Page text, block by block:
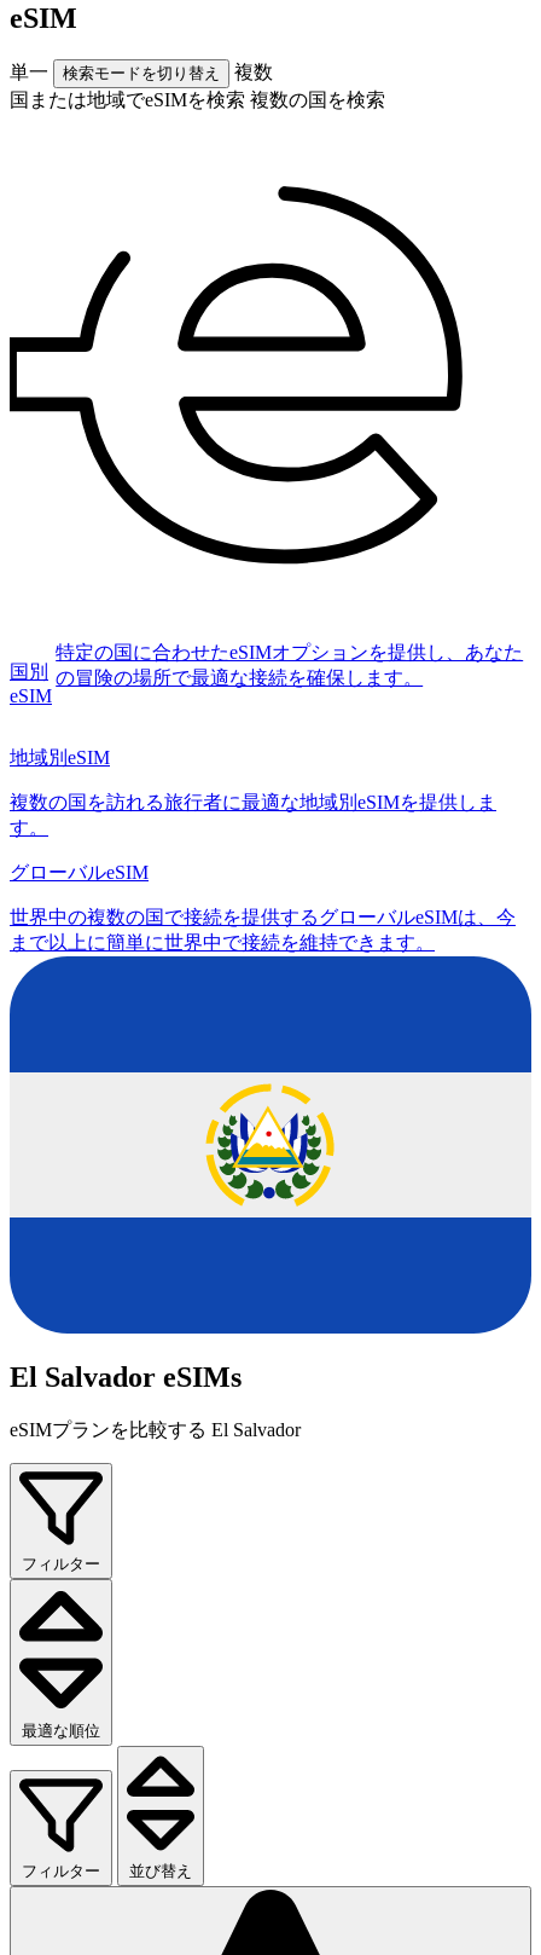
eSIM
単一 検索モードを切り替え
複数
国または地域でeSIMを検索 複数の国を検索
国別
eSIM
特定の国に合わせたeSIMオプションを提供し、あなた
の冒険の場所で最適な接続を確保します。
地域別eSIM
複数の国を訪れる旅行者に最適な地域別eSIMを提供しま
す。
グローバルeSIM
世界中の複数の国で接続を提供するグローバルeSIMは、今
まで以上に簡単に世界中で接続を維持できます。
El Salvador eSIMs
eSIMプランを比較する El Salvador
フィルター
最適な順位
フィルター 並び替え